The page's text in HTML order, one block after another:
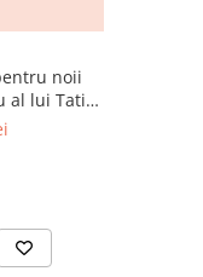
noii
al lui Tati,
parinti,